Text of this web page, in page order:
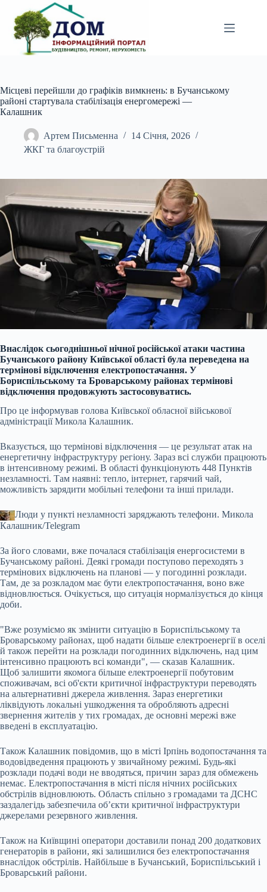
вмісту
Місцеві перейшли до графіків вимкнень: в Бучанському
районі стартувала стабілізація енергомережі —
Калашник
Артем Письменна
14 Січня, 2026
ЖКГ та благоустрій
Внаслідок сьогоднішньої нічної російської атаки частина
Бучанського району Київської області була переведена на
термінові відключення електропостачання. У
Бориспільському та Броварському районах термінові
відключення продовжують застосовуватись.
Про це інформував голова Київської обласної військової
адміністрації Микола Калашник.
Вказується, що термінові відключення — це результат атак на
енергетичну інфраструктуру регіону. Зараз всі служби працюють
в інтенсивному режимі. В області функціонують 448 Пунктів
незламності. Там наявні: тепло, інтернет, гарячий чай,
можливість зарядити мобільні телефони та інші прилади.
Люди у пункті незламності заряджають телефони. Микола
Калашник/Telegram
За його словами, вже почалася стабілізація енергосистеми в
Бучанському районі. Деякі громади поступово переходять з
термінових відключень на планові — у погодинні розклади.
Там, де за розкладом має бути електропостачання, воно вже
відновлюється. Очікується, що ситуація нормалізується до кінця
доби.
"Вже розуміємо як змінити ситуацію в Бориспільському та
Броварському районах, щоб надати більше електроенергії в оселі
й також перейти на розклади погодинних відключень, над цим
інтенсивно працюють всі команди", — сказав Калашник.
Щоб залишити якомога більше електроенергії побутовим
споживачам, всі об'єкти критичної інфраструктури переводять
на альтернативні джерела живлення. Зараз енергетики
ліквідують локальні ушкодження та обробляють адресні
звернення жителів у тих громадах, де основні мережі вже
введені в експлуатацію.
Також Калашник повідомив, що в місті Ірпінь водопостачання та
водовідведення працюють у звичайному режимі. Будь-які
розклади подачі води не вводяться, причин зараз для обмежень
немає. Електропостачання в місті після нічних російських
обстрілів відновлюють. Область спільно з громадами та ДСНС
заздалегідь забезпечила об’єкти критичної інфраструктури
джерелами резервного живлення.
Також на Київщині оператори доставили понад 200 додаткових
генераторів в райони, які залишилися без електропостачання
внаслідок обстрілів. Найбільше в Бучанський, Бориспільський і
Броварський райони.